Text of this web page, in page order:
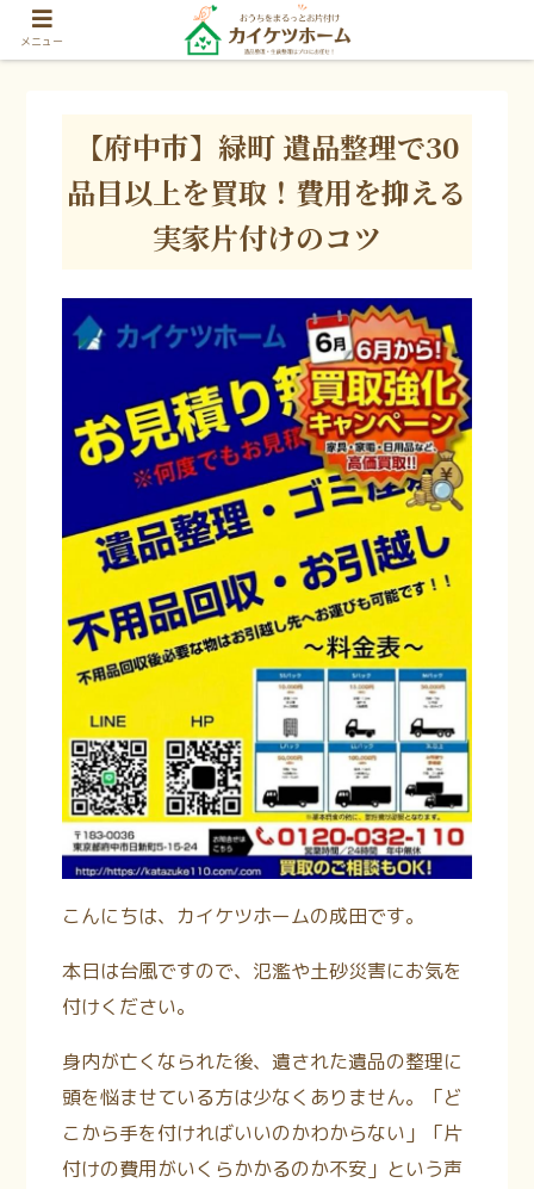
【府中市】緑町 遺品整理で30
品目以上を買取！費用を抑える
実家片付けのコツ
こんにちは、カイケツホームの成田です。
本日は台風ですので、氾濫や土砂災害にお気を
付けください。
身内が亡くなられた後、遺された遺品の整理に
頭を悩ませている方は少なくありません。「ど
こから手を付ければいいのかわからない」「片
付けの費用がいくらかかるのか不安」という声
メニュー